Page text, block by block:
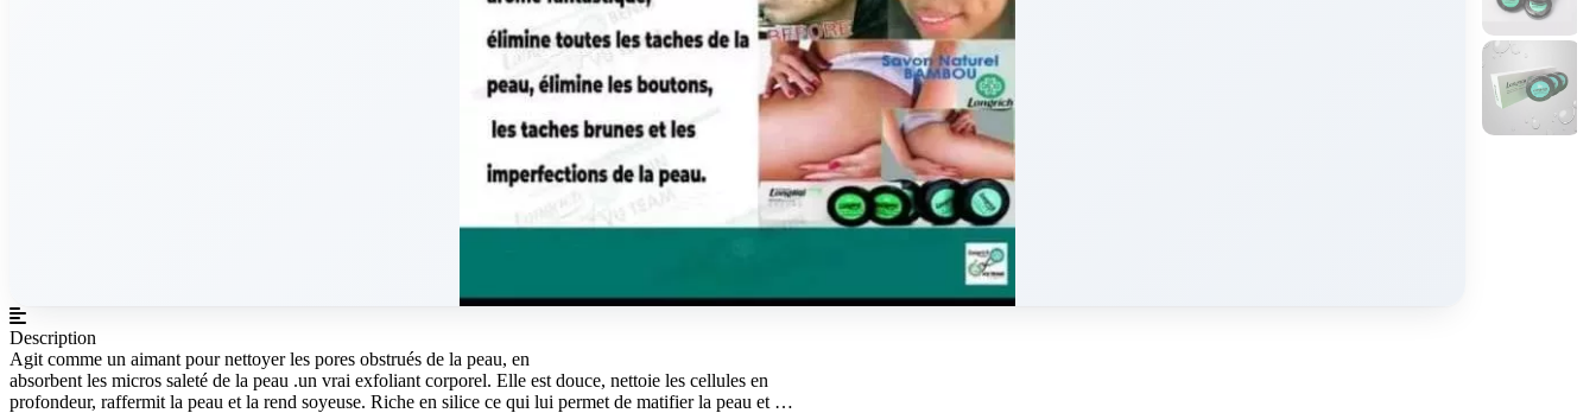
Description
Agit comme un aimant pour nettoyer les pores obstrués de la peau, en
absorbent les micros saleté de la peau .un vrai exfoliant corporel. Elle est douce, nettoie les cellules en
profondeur, raffermit la peau et la rend soyeuse. Riche en silice ce qui lui permet de matifier la peau et